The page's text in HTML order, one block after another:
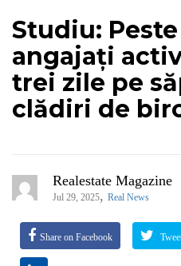
Studiu:
angajați
trei zile pe
clădiri de
Realestate Magazine
Jul 29, 2025, Real News
Share on Facebook